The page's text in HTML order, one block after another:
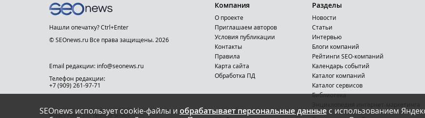
SEOnews использует cookie-файлы и обрабатывает персональные данныес использованием
Нашли опечатку? Ctrl+Enter
© SEOnews.ru Все права защищены. 2026
Email редакции: info@seonews.ru
Телефон редакции:
+7 (909) 261-97-71
This site is protected by reCAPTCHA and the Google
Privacy Policyand Terms of Serviceapply.
Компания
О проекте
Приглашаем авторов
Условия публикации
Контакты
Правила
Карта сайта
Обработка ПД
Разделы
Новости
Статьи
Интервью
Блоги компаний
Рейтинги SEO-компаний
Календарь событий
Каталог компаний
Каталог сервисов
Библиотека